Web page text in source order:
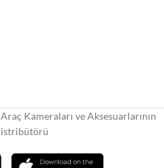
Kameraları ve Aksesuarlarının